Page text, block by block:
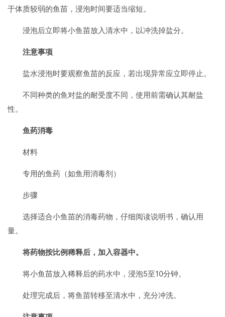
于体质较弱的鱼苗，浸泡时间要适当缩短。
浸泡后立即将小鱼苗放入清水中，以冲洗掉盐分。
注意事项
盐水浸泡时要观察鱼苗的反应，若出现异常应立即停止。
不同种类的鱼对盐的耐受度不同，使用前需确认其耐盐
性。
鱼药消毒
材料
专用的鱼药（如鱼用消毒剂）
步骤
选择适合小鱼苗的消毒药物，仔细阅读说明书，确认用
量。
将药物按比例稀释后，加入容器中。
将小鱼苗放入稀释后的药水中，浸泡5至10分钟。
处理完成后，将鱼苗转移至清水中，充分冲洗。